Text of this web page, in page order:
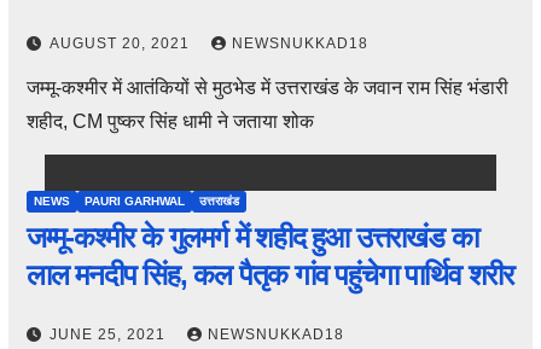
AUGUST 20, 2021 NEWSNUKKAD18
जम्मू-कश्मीर में आतंकियों से मुठभेड में उत्तराखंड के जवान राम सिंह भंडारी
शहीद, CM पुष्कर सिंह धामी ने जताया शोक
NEWS PAURI GARHWAL उत्तराखंड
जम्मू-कश्मीर के गुलमर्ग में शहीद हुआ उत्तराखंड का
लाल मनदीप सिंह, कल पैतृक गांव पहुंचेगा पार्थिव शरीर
JUNE 25, 2021 NEWSNUKKAD18